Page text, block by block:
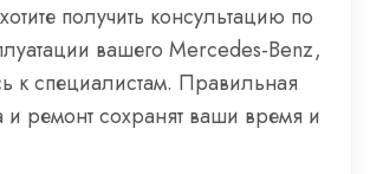
получить консультацию по
вашего Mercedes-Benz,
к специалистам. Правильная
и ремонт сохранят ваши время и